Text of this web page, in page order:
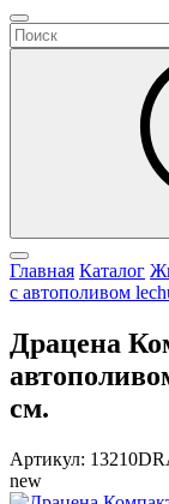
Главная Каталог
с автополивом
Драцена
см.
Артикул:
new